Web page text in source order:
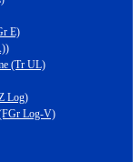
E)
(Tr UL)
Log)
Log-V)